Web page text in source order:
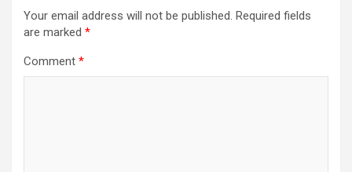
Your email address will not be published. Required fields
are marked *
Comment *